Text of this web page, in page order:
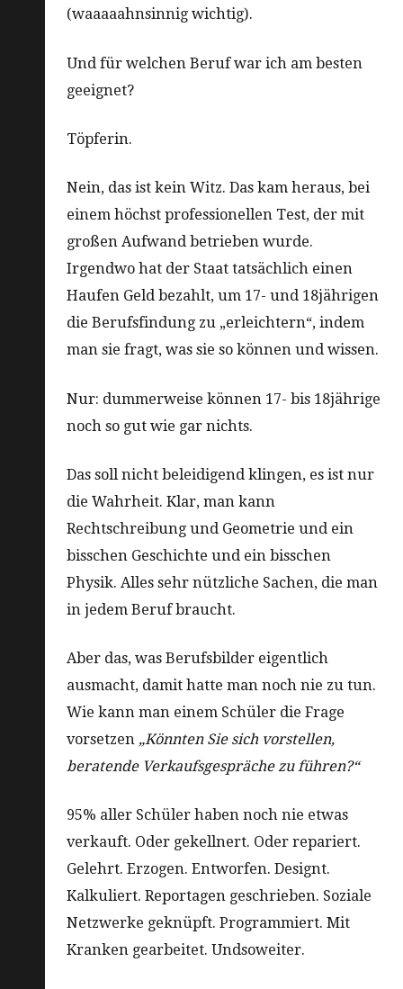
(waaaaahnsinnig wichtig).
Und für welchen Beruf war ich am besten
geeignet?
Töpferin.
Nein, das ist kein Witz. Das kam heraus, bei
einem höchst professionellen Test, der mit
großen Aufwand betrieben wurde.
Irgendwo hat der Staat tatsächlich einen
Haufen Geld bezahlt, um 17- und 18jährigen
die Berufsfindung zu „erleichtern“, indem
man sie fragt, was sie so können und wissen.
Nur: dummerweise können 17- bis 18jährige
noch so gut wie gar nichts.
Das soll nicht beleidigend klingen, es ist nur
die Wahrheit. Klar, man kann
Rechtschreibung und Geometrie und ein
bisschen Geschichte und ein bisschen
Physik. Alles sehr nützliche Sachen, die man
in jedem Beruf braucht.
Aber das, was Berufsbilder eigentlich
ausmacht, damit hatte man noch nie zu tun.
Wie kann man einem Schüler die Frage
vorsetzen „Könnten Sie sich vorstellen,
beratende Verkaufsgespräche zu führen?“
95% aller Schüler haben noch nie etwas
verkauft. Oder gekellnert. Oder repariert.
Gelehrt. Erzogen. Entworfen. Designt.
Kalkuliert. Reportagen geschrieben. Soziale
Netzwerke geknüpft. Programmiert. Mit
Kranken gearbeitet. Undsoweiter.